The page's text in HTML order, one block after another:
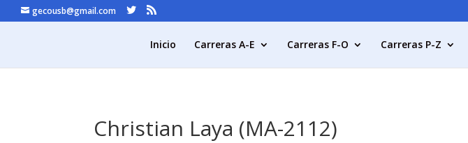
gecousb@gmail.com
Inicio Carreras A-E Carreras F-O Carreras P-Z
Christian Laya (MA-2112)